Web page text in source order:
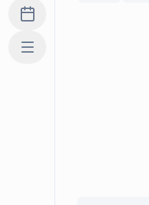
Madplan
Mere